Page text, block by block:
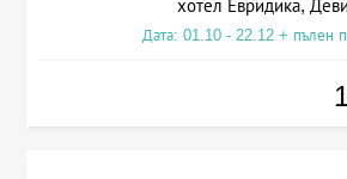
хотел Евридика,
Дата: 01.10 - 22.12 + пълен